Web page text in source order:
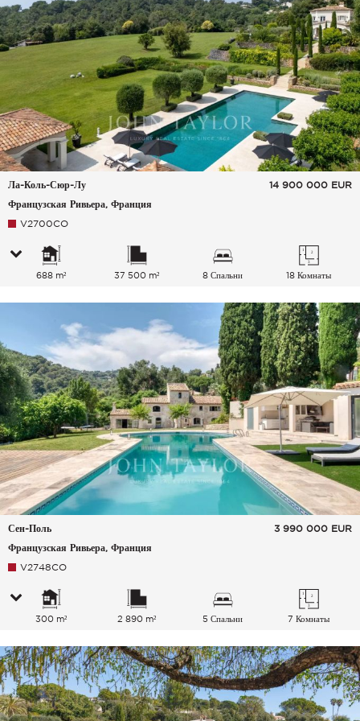
Ла-Коль-Сюр-Лу
Французская Ривьера, Франция
14 900 000 EUR
V2700CO
688 m² 37 500 m² 8 Спальни 18 Комнаты
Сен-Поль
Французская Ривьера, Франция
3 990 000 EUR
V2748CO
300 m² 2 890 m² 5 Спальни 7 Комнаты